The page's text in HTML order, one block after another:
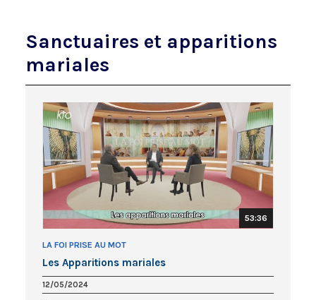
Sanctuaires et apparitions
mariales
53:36
LA FOI PRISE AU MOT
Les Apparitions mariales
12/05/2024